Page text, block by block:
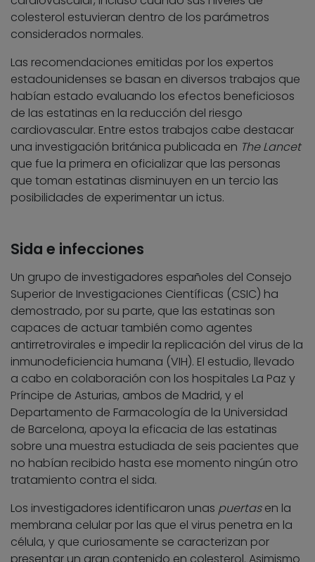
colesterol estuvieran dentro de los parámetros
considerados normales.
Las recomendaciones emitidas por los expertos
estadounidenses se basan en diversos trabajos que
habían estado evaluando los efectos beneficiosos
de las estatinas en la reducción del riesgo
cardiovascular. Entre estos trabajos cabe destacar
una investigación británica publicada en The Lancet
que fue la primera en oficializar que las personas
que toman estatinas disminuyen en un tercio las
posibilidades de experimentar un ictus.
Sida e infecciones
Un grupo de investigadores españoles del Consejo
Superior de Investigaciones Científicas (CSIC) ha
demostrado, por su parte, que las estatinas son
capaces de actuar también como agentes
antirretrovirales e impedir la replicación del virus de la
inmunodeficiencia humana (VIH). El estudio, llevado
a cabo en colaboración con los hospitales La Paz y
Príncipe de Asturias, ambos de Madrid, y el
Departamento de Farmacología de la Universidad
de Barcelona, apoya la eficacia de las estatinas
sobre una muestra estudiada de seis pacientes que
no habían recibido hasta ese momento ningún otro
tratamiento contra el sida.
Los investigadores identificaron unas puertasen la
membrana celular por las que el virus penetra en la
célula, y que curiosamente se caracterizan por